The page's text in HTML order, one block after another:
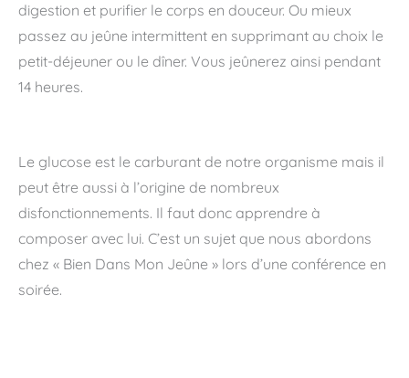
digestion et purifier le corps en douceur. Ou mieux
passez au jeûne intermittent en supprimant au choix le
petit-déjeuner ou le dîner. Vous jeûnerez ainsi pendant
14 heures.
Le glucose est le carburant de notre organisme mais il
peut être aussi à l’origine de nombreux
disfonctionnements. Il faut donc apprendre à
composer avec lui. C’est un sujet que nous abordons
chez « Bien Dans Mon Jeûne » lors d’une conférence en
soirée.